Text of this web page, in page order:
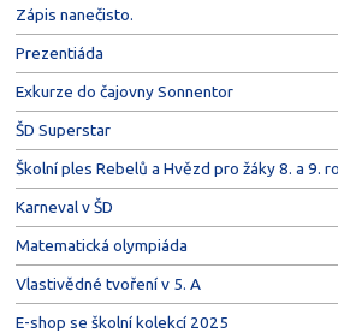
Zápis nanečisto.
Prezentiáda
Exkurze do čajovny Sonnentor
ŠD Superstar
Školní ples Rebelů a Hvězd pro žáky 8. a 9.
Karneval v ŠD
Matematická olympiáda
Vlastivědné tvoření v 5. A
E-shop se školní kolekcí 2025